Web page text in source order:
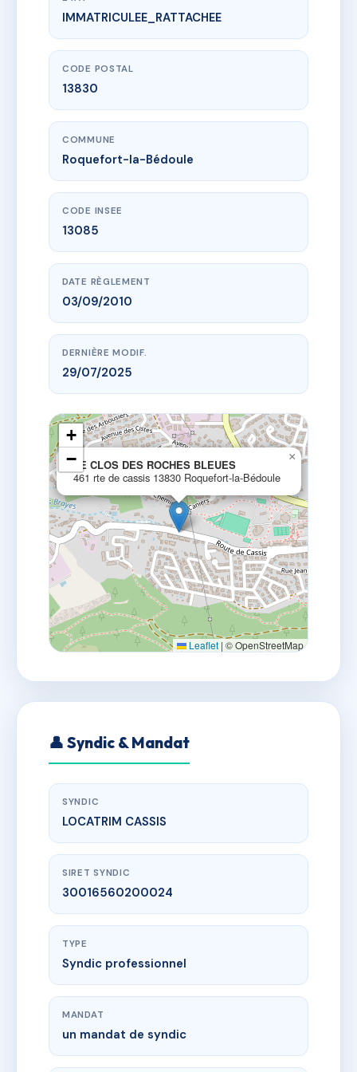
www.vme.plus/AA8061822
LE CLOS DES ROCHES BLEUES
461 rte de cassis13830 Roquefort-la-Bédoule
IMMATRICULEE_RATTACHEE
CODE POSTAL
13830
COMMUNE
Roquefort-la-Bédoule
CODE INSEE
13085
DATE RÈGLEMENT
03/09/2010
DERNIÈRE MODIF.
29/07/2025
LE CLOS DES ROCHES BLEUES
461 rte de cassis 13830 Roquefort-la-Bédoule
×
+
−
Leaflet | © OpenStreetMap
👤 Syndic & Mandat
SYNDIC
LOCATRIM CASSIS
SIRET SYNDIC
30016560200024
TYPE
Syndic professionnel
MANDAT
un mandat de syndic